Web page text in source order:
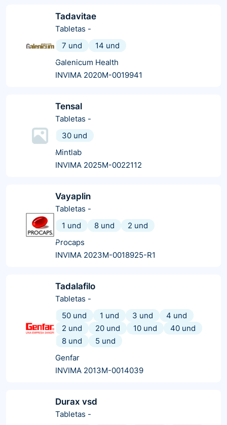
Tadavitae
Tabletas -
7 und
14 und
Galenicum Health
INVIMA 2020M-0019941
Tensal
Tabletas -
30 und
Mintlab
INVIMA 2025M-0022112
Vayaplin
Tabletas -
1 und
8 und
2 und
Procaps
INVIMA 2023M-0018925-R1
Tadalafilo
Tabletas -
50 und
1 und 3 und
4 und
2 und
20 und 10 und
40 und
8 und
5 und
Genfar
INVIMA 2013M-0014039
Durax vsd
Tabletas -